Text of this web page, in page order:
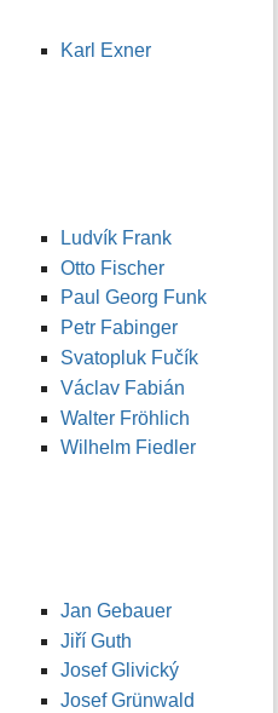
Karl Exner
Ludvík Frank
Otto Fischer
Paul Georg Funk
Petr Fabinger
Svatopluk Fučík
Václav Fabián
Walter Fröhlich
Wilhelm Fiedler
Jan Gebauer
Jiří Guth
Josef Glivický
Josef Grünwald